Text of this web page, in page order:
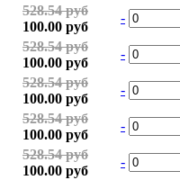
528.54 руб
100.00 руб
-
528.54 руб
100.00 руб
-
528.54 руб
100.00 руб
-
528.54 руб
100.00 руб
-
528.54 руб
100.00 руб
-